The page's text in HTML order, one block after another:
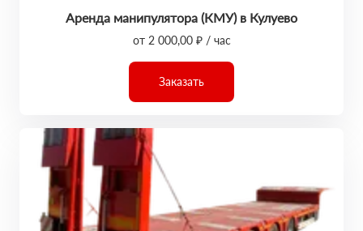
Аренда манипулятора (КМУ) в Кулуево
от 2 000,00 ₽ / час
Заказать